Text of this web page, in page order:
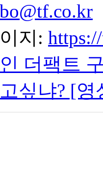
지:
더팩트
싶냐? [